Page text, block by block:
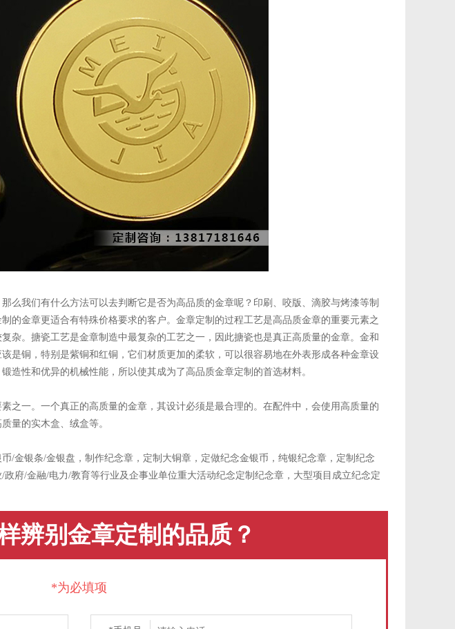
我们有什么方法可以去判断它是否为高品质的金章呢？印刷、咬版、滴胶与烤漆等制
的金章更适合有特殊价格要求的客户。金章定制的过程工艺是高品质金章的重要元素之
杂。搪瓷工艺是金章制造中最复杂的工艺之一，因此搪瓷也是真正高质量的金章。金和
是铜，特别是紫铜和红铜，它们材质更加的柔软，可以很容易地在外表形成各种金章设
造性和优异的机械性能，所以使其成为了高品质金章定制的首选材料。
一。一个真正的高质量的金章，其设计必须是最合理的。在配件中，会使用高质量的
量的实木盒、绒盒等。
/金银条/金银盘，制作纪念章，定制大铜章，定做纪念金银币，纯银纪念章，定制纪念
府/金融/电力/教育等行业及企事业单位重大活动纪念定制纪念章，大型项目成立纪念定
辨别金章定制的品质？
*为必填项